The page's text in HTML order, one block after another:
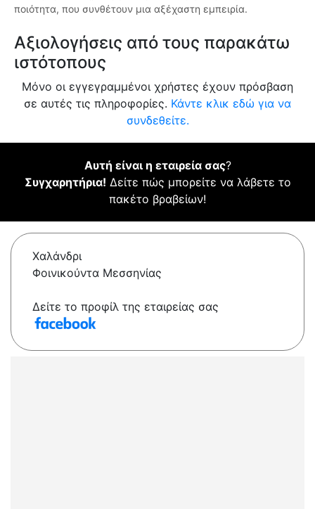
ποιότητα, που συνθέτουν μια αξέχαστη εμπειρία.
Αξιολογήσεις από τους παρακάτω
ιστότοπους
Μόνο οι εγγεγραμμένοι χρήστες έχουν πρόσβαση
σε αυτές τις πληροφορίες. Κάντε κλικ εδώ για να
συνδεθείτε.
Αυτή είναι η εταιρεία σας?
Συγχαρητήρια! Δείτε πώς μπορείτε να λάβετε το
πακέτο βραβείων!
Χαλάνδρι
Φοινικούντα Μεσσηνίας
Δείτε το προφίλ της εταιρείας σας